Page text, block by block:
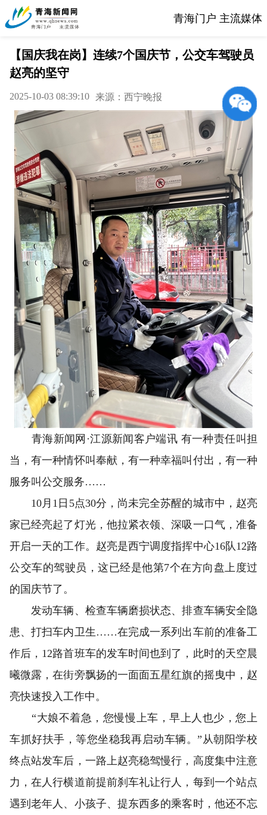
青海门户 主流媒体
【国庆我在岗】连续7个国庆节，公交车驾驶员
赵亮的坚守
2025-10-03 08:39:10 来源：西宁晚报
青海新闻网·江源新闻客户端讯 有一种责任叫担
当，有一种情怀叫奉献，有一种幸福叫付出，有一种
服务叫公交服务……
10月1日5点30分，尚未完全苏醒的城市中，赵亮
家已经亮起了灯光，他拉紧衣领、深吸一口气，准备
开启一天的工作。赵亮是西宁调度指挥中心16队12路
公交车的驾驶员，这已经是他第7个在方向盘上度过
的国庆节了。
发动车辆、检查车辆磨损状态、排查车辆安全隐
患、打扫车内卫生……在完成一系列出车前的准备工
作后，12路首班车的发车时间也到了，此时的天空晨
曦微露，在街旁飘扬的一面面五星红旗的摇曳中，赵
亮快速投入工作中。
“大娘不着急，您慢慢上车，早上人也少，您上
车抓好扶手，等您坐稳我再启动车辆。”从朝阳学校
终点站发车后，一路上赵亮稳驾慢行，高度集中注意
力，在人行横道前提前刹车礼让行人，每到一个站点
遇到老年人、小孩子、提东西多的乘客时，他还不忘